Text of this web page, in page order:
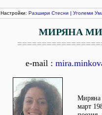
Настройки: Разшири Стесни | Уголеми
МИРЯНА
e-mail :
Миряна
март